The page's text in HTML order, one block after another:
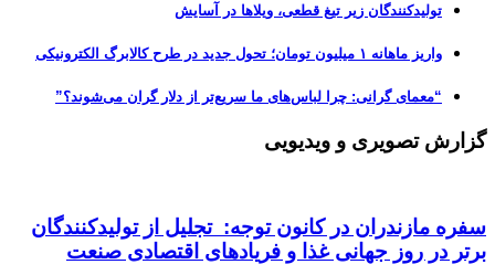
تولیدکنندگان زیر تیغ قطعی، ویلاها در آسایش
واریز ماهانه ۱ میلیون تومان؛ تحول جدید در طرح کالابرگ الکترونیکی
“معمای گرانی: چرا لباس‌های ما سریع‌تر از دلار گران می‌شوند؟”
گزارش تصویری و ویدیویی
سفره مازندران در کانون توجه: تجلیل از تولیدکنندگان
برتر در روز جهانی غذا و فریادهای اقتصادی صنعت